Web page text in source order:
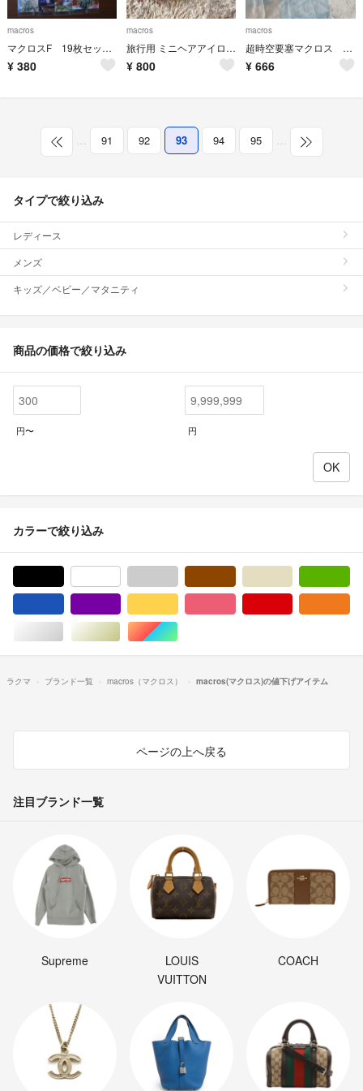
macros
マクロスF 19枚セットカードダスマスターズ
¥ 380
macros
旅行用 ミニヘアアイロン マクロス MCE-3319
¥ 800
macros
超時空要塞マクロス 古め 30thネックストラップ ランカフィギュアストラップ他
¥ 666
… 91 92 93 94 95 …
タイプで絞り込み
レディース
メンズ
キッズ／ベビー／マタニティ
商品の価格で絞り込み
円〜 円
カラーで絞り込み
シルバー/銀色系ゴールド/金色系マルチカラー
ラクマ ブランド一覧 macros（マクロス） macros(マクロス)の値下げアイテム
ページの上へ戻る
注目ブランド一覧
Supreme
LOUIS
VUITTON
COACH